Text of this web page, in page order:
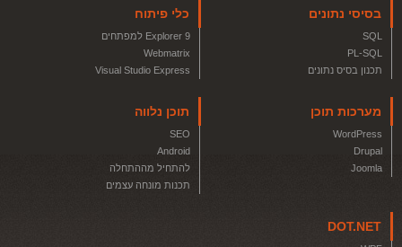
בסיסי נתונים
SQL
PL-SQL
תכנון בסיס נתונים
כלי פיתוח
Explorer 9 למפתחים
Webmatrix
Visual Studio Express
מערכות תוכן
WordPress
Drupal
Joomla
תוכן נלווה
SEO
Android
להתחיל מההתחלה
תכנות מונחה עצמים
DOT.NET